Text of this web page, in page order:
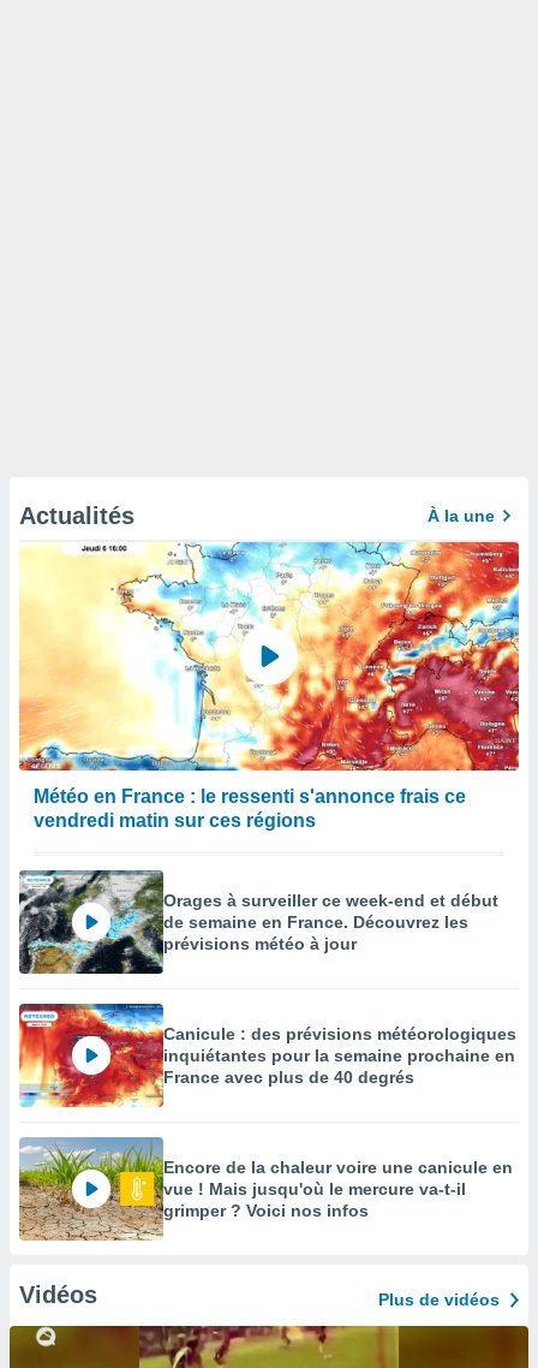
Actualités À la une
Météo en France : le ressenti s'annonce frais ce
vendredi matin sur ces régions
Orages à surveiller ce week-end et début
de semaine en France. Découvrez les
prévisions météo à jour
Canicule : des prévisions météorologiques
inquiétantes pour la semaine prochaine en
France avec plus de 40 degrés
Encore de la chaleur voire une canicule en
vue ! Mais jusqu'où le mercure va-t-il
grimper ? Voici nos infos
Vidéos Plus de vidéos